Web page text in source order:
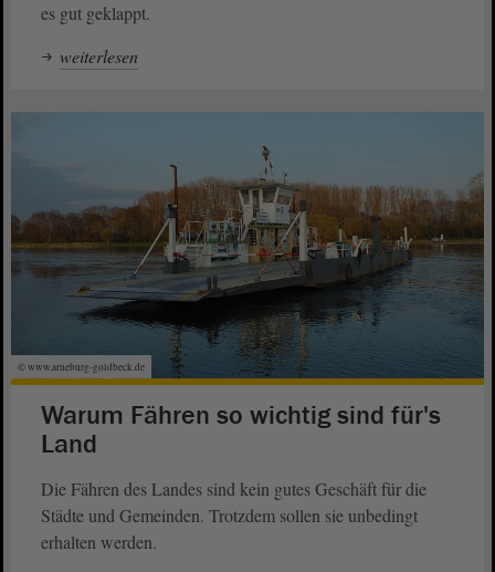
es gut geklappt.
weiterlesen
© www.arneburg-goldbeck.de
Warum Fähren so wichtig sind für's
Land
Die Fähren des Landes sind kein gutes Geschäft für die
Städte und Gemeinden. Trotzdem sollen sie unbedingt
erhalten werden.